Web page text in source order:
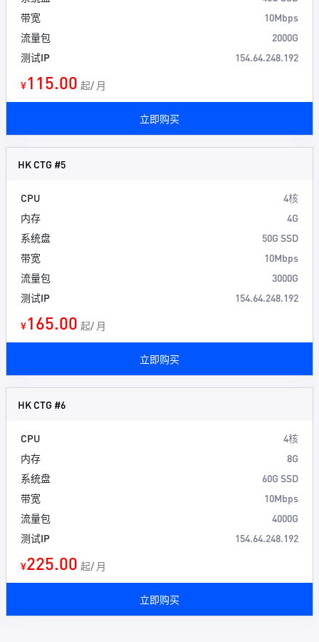
带宽
10Mbps
流量包
2000G
测试IP
154.64.248.192
¥115.00 起/ 月
立即购买
HK CTG #5
CPU
4核
内存
4G
系统盘
50G SSD
带宽
10Mbps
流量包
3000G
测试IP
154.64.248.192
¥165.00 起/ 月
立即购买
HK CTG #6
CPU
4核
内存
8G
系统盘
60G SSD
带宽
10Mbps
流量包
4000G
测试IP
154.64.248.192
¥225.00 起/ 月
立即购买